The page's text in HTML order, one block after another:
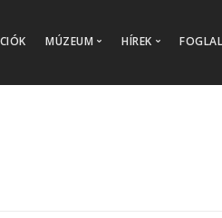
MÚZEUM HÍREK